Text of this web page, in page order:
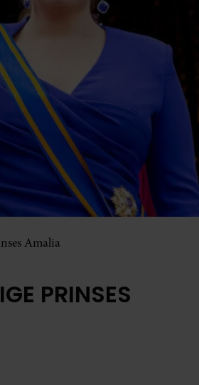
Amalia
PRINSES